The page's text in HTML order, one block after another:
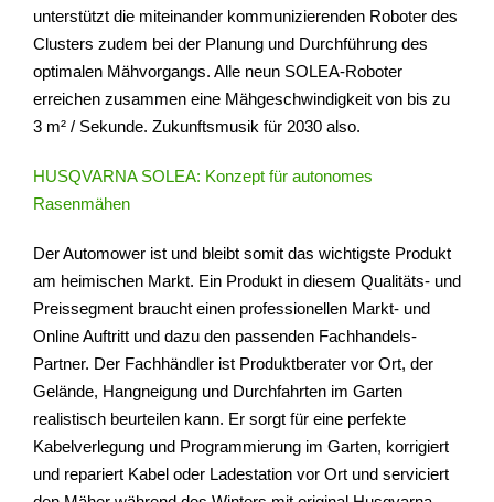
unterstützt die miteinander kommunizierenden Roboter des
Clusters zudem bei der Planung und Durchführung des
optimalen Mähvorgangs. Alle neun SOLEA-Roboter
erreichen zusammen eine Mähgeschwindigkeit von bis zu
3 m² / Sekunde. Zukunftsmusik für 2030 also.
HUSQVARNA SOLEA: Konzept für autonomes
Rasenmähen
Der Automower ist und bleibt somit das wichtigste Produkt
am heimischen Markt. Ein Produkt in diesem Qualitäts- und
Preissegment braucht einen professionellen Markt- und
Online Auftritt und dazu den passenden Fachhandels-
Partner. Der Fachhändler ist Produktberater vor Ort, der
Gelände, Hangneigung und Durchfahrten im Garten
realistisch beurteilen kann. Er sorgt für eine perfekte
Kabelverlegung und Programmierung im Garten, korrigiert
und repariert Kabel oder Ladestation vor Ort und serviciert